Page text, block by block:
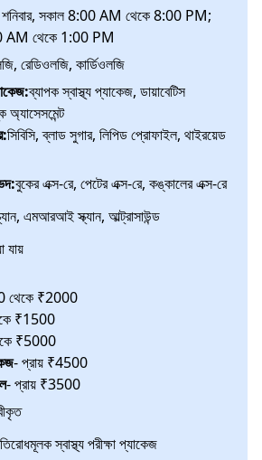
শনিবার, সকাল 8:00 AM থেকে 8:00 PM;
AM থেকে 1:00 PM
রেডিওলজি, কার্ডিওলজি
ব্যাপক স্বাস্থ্য প্যাকেজ, ডায়াবেটিস
অ্যাসেসমেন্ট
সিবিসি, ব্লাড সুগার, লিপিড প্রোফাইল, থাইরয়েড
বুকের এক্স-রে, পেটের এক্স-রে, কঙ্কালের এক্স-রে
এমআরআই স্ক্যান, আল্ট্রাসাউন্ড
যায়
থেকে ₹2000
₹1500
₹5000
- প্রায় ₹4500
- প্রায় ₹3500
স্বাস্থ্য পরীক্ষা প্যাকেজ